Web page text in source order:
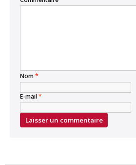
Nom*
E-mail*